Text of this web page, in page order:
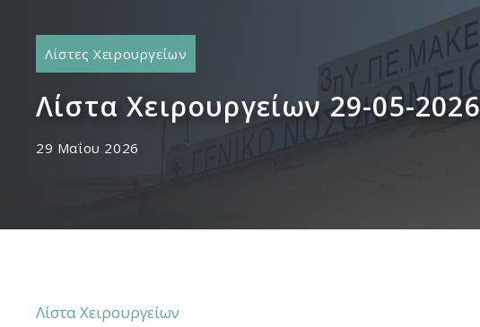
Λίστες Χειρουργείων
Λίστα Χειρουργείων 29-05-2026
29 Μαΐου 2026
Λίστα Χειρουργείων